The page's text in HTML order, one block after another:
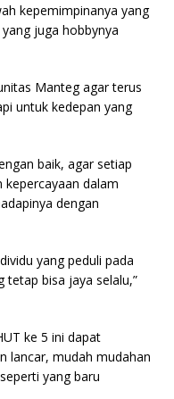
kepemimpinanya yang
juga hobbynya
Manteg agar terus
untuk kedepan yang
baik, agar setiap
kepercayaan dalam
dengan
yang peduli pada
bisa jaya selalu,”
ke 5 ini dapat
lancar, mudah mudahan
yang baru